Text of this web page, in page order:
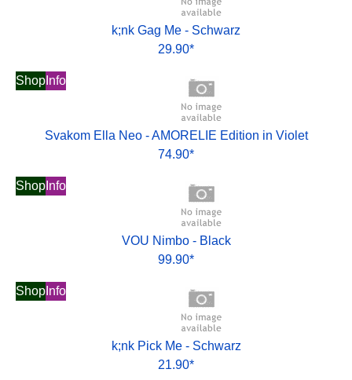
k;nk Gag Me - Schwarz
29.90*
Shop Info
Svakom Ella Neo - AMORELIE Edition in Violet
74.90*
Shop Info
VOU Nimbo - Black
99.90*
Shop Info
k;nk Pick Me - Schwarz
21.90*